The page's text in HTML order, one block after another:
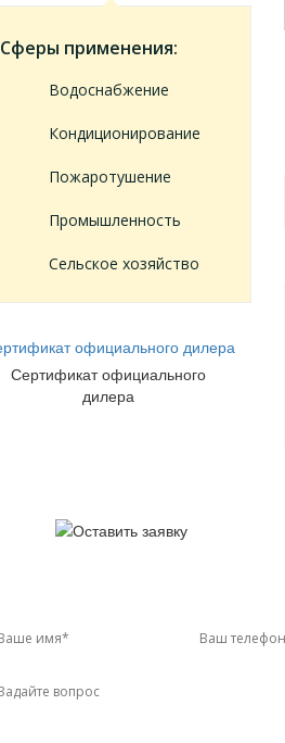
Сферы применения:
Водоснабжение
Кондиционирование
Пожаротушение
Промышленность
Сельское хозяйство
Сертификат официального
дилера